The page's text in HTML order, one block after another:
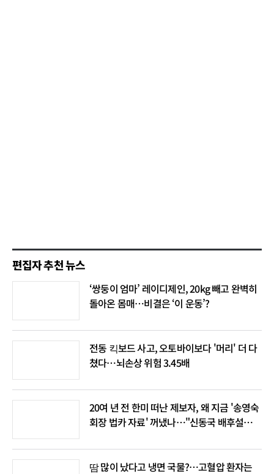
편집자 추천 뉴스
‘쌍둥이 엄마’ 레이디제인, 20kg 빼고 완벽히
돌아온 몸매…비결은 ‘이 운동’?
전동 킥보드 사고, 오토바이보다 '머리' 더 다
쳤다…뇌손상 위험 3.45배
20여 년 전 한미 떠난 제보자, 왜 지금 '송영숙
회장 법카 자료' 꺼냈나…"신동국 배후설은
땀 많이 났다고 냉면 국물?…고혈압 환자는